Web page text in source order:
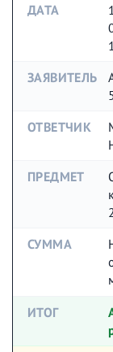
ДАТА
ЗАЯВИТЕЛЬ
ОТВЕТЧИК
ПРЕДМЕТ
СУММА
ИТОГ